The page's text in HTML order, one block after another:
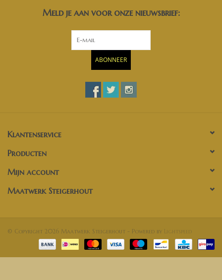
Meld je aan voor onze nieuwsbrief:
ABONNEER
Klantenservice
Producten
Mijn account
Maatwerk Steigerhout
© Copyright 2026 Maatwerk Steigerhout - Powered by Lightspeed